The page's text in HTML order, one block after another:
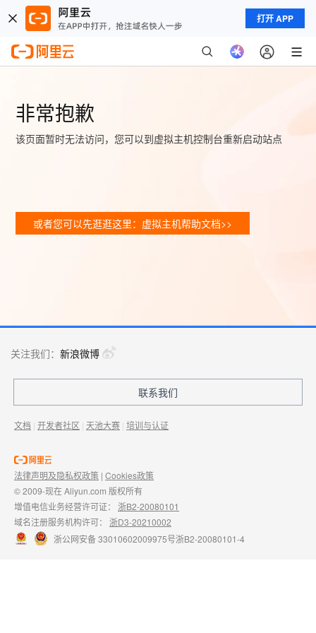
打开 APP
非常抱歉
该页面暂时无法访问，您可以到虚拟主机控制台重新启动站点
或者您可以先逛逛这里：虚拟主机帮助文档>>